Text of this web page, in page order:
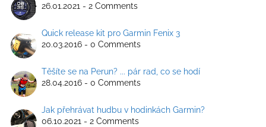
26.01.2021 - 2 Comments
Quick release kit pro Garmin Fenix 3
20.03.2016 - 0 Comments
Těšíte se na Perun? ... pár rad, co se hodí
28.04.2016 - 0 Comments
Jak přehrávat hudbu v hodinkách Garmin?
06.10.2021 - 2 Comments